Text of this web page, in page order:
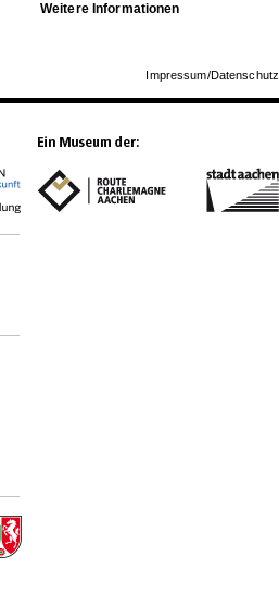
Weitere Informationen
Impressum/Datenschutz